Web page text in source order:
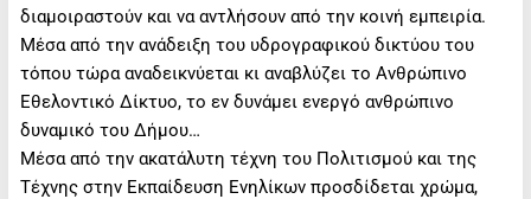
διαμοιραστούν και να αντλήσουν από την κοινή εμπειρία.
Μέσα από την ανάδειξη του υδρογραφικού δικτύου του
τόπου τώρα αναδεικνύεται κι αναβλύζει το Ανθρώπινο
Εθελοντικό Δίκτυο, το εν δυνάμει ενεργό ανθρώπινο
δυναμικό του Δήμου…
Μέσα από την ακατάλυτη τέχνη του Πολιτισμού και της
Τέχνης στην Εκπαίδευση Ενηλίκων προσδίδεται χρώμα,